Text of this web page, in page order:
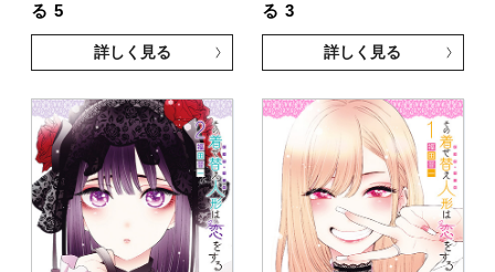
る 5
詳しく見る
る 3
詳しく見る